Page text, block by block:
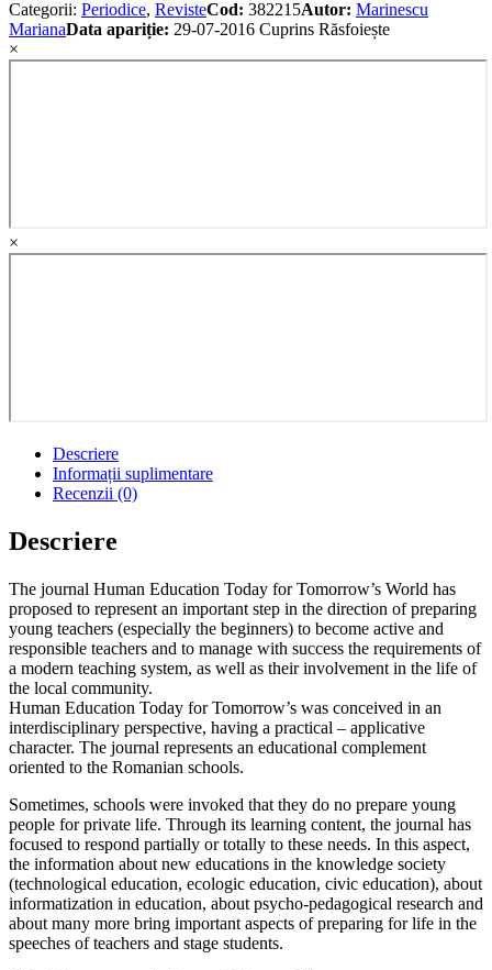
Categorii: Periodice, RevisteCod: 382215Autor: Marinescu
MarianaData apariție: 29-07-2016 Cuprins Răsfoiește
×
×
Descriere
Informații suplimentare
Recenzii (0)
Descriere
The journal Human Education Today for Tomorrow’s World has
proposed to represent an important step in the direction of preparing
young teachers (especially the beginners) to become active and
responsible teachers and to manage with success the requirements of
a modern teaching system, as well as their involvement in the life of
the local community.
Human Education Today for Tomorrow’s was conceived in an
interdisciplinary perspective, having a practical – applicative
character. The journal represents an educational complement
oriented to the Romanian schools.
Sometimes, schools were invoked that they do no prepare young
people for private life. Through its learning content, the journal has
focused to respond partially or totally to these needs. In this aspect,
the information about new educations in the knowledge society
(technological education, ecologic education, civic education), about
informatization in education, about psycho-pedagogical research and
about many more bring important aspects of preparing for life in the
speeches of teachers and stage students.